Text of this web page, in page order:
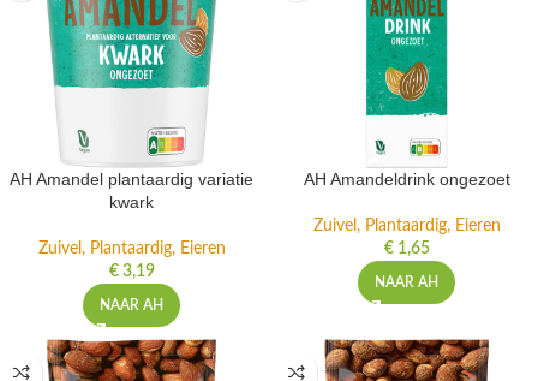
AH Amandel plantaardig variatie
kwark
Zuivel, Plantaardig, Eieren
€3,19
NAAR AH
AH Amandeldrink ongezoet
Zuivel, Plantaardig, Eieren
€1,65
NAAR AH